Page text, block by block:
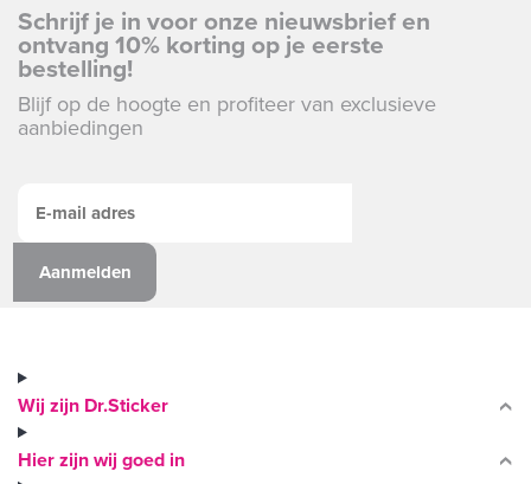
Schrijf je in voor onze nieuwsbrief en
ontvang 10% korting op je eerste
bestelling!
Blijf op de hoogte en profiteer van exclusieve
aanbiedingen
Wij zijn Dr.Sticker
Hier zijn wij goed in